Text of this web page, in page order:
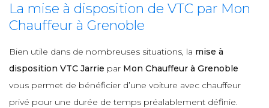
La mise à disposition de VTC par Mon
Chauffeur à Grenoble
Bien utile dans de nombreuses situations, la mise à
disposition VTC Jarrie par Mon Chauffeur à Grenoble
vous permet de bénéficier d’une voiture avec chauffeur
privé pour une durée de temps préalablement définie.